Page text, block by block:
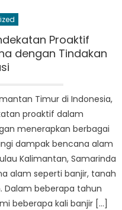
Dini
Proaktif
dengan Tindakan
Timur di Indonesia,
proaktif dalam
menerapkan berbagai
dampak bencana alam
Kalimantan, Samarinda
alam seperti banjir, tanah
Dalam beberapa tahun
beberapa kali banjir […]